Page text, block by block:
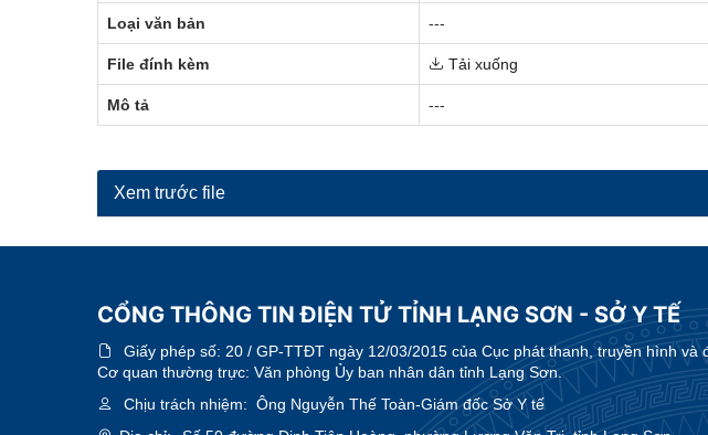
Loại văn bản ---
File đính kèm Tải xuống
Mô tả ---
Xem trước file
CỔNG THÔNG TIN ĐIỆN TỬ TỈNH LẠNG SƠN - SỞ Y TẾ
Giấy phép số: 20 / GP-TTĐT ngày 12/03/2015 của Cục phát thanh, truyền hình và
Cơ quan thường trực: Văn phòng Ủy ban nhân dân tỉnh Lạng Sơn.
Chịu trách nhiệm: Ông Nguyễn Thế Toàn-Giám đốc Sở Y tế